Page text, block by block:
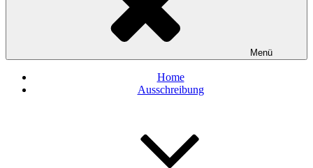
Menü
Home
Ausschreibung